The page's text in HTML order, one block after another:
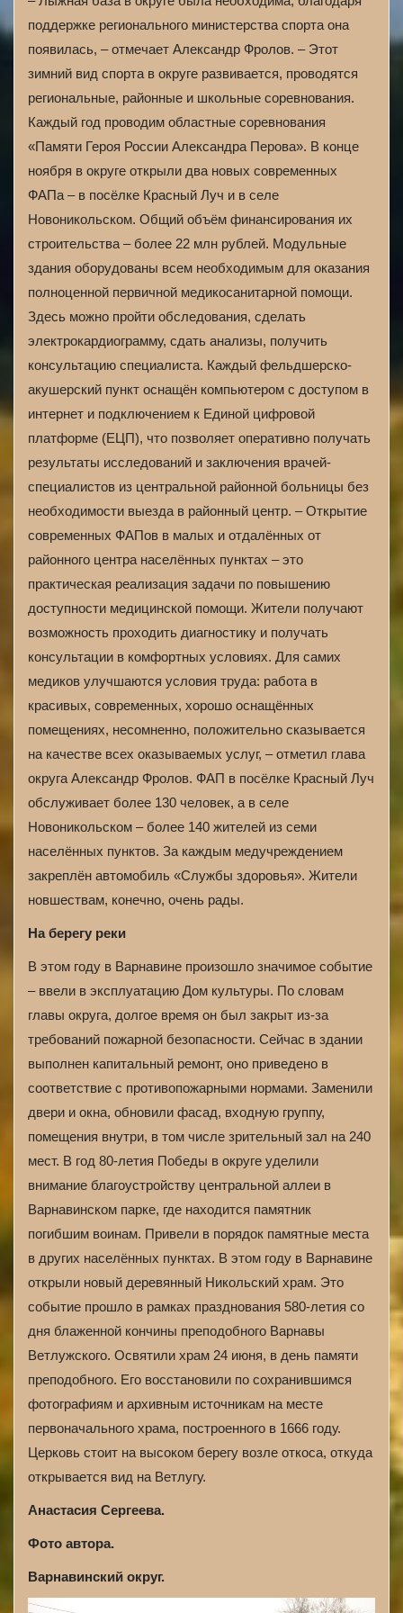
поддержке регионального министерства спорта она
появилась, – отмечает Александр Фролов. – Этот
зимний вид спорта в округе развивается, проводятся
региональные, районные и школьные соревнования.
Каждый год проводим областные соревнования
«Памяти Героя России Александра Перова». В конце
ноября в округе открыли два новых современных
ФАПа – в посёлке Красный Луч и в селе
Новоникольском. Общий объём финансирования их
строительства – более 22 млн рублей. Модульные
здания оборудованы всем необходимым для оказания
полноценной первичной медикосанитарной помощи.
Здесь можно пройти обследования, сделать
электрокардиограмму, сдать анализы, получить
консультацию специалиста. Каждый фельдшерско-
акушерский пункт оснащён компьютером с доступом в
интернет и подключением к Единой цифровой
платформе (ЕЦП), что позволяет оперативно получать
результаты исследований и заключения врачей-
специалистов из центральной районной больницы без
необходимости выезда в районный центр. – Открытие
современных ФАПов в малых и отдалённых от
районного центра населённых пунктах – это
практическая реализация задачи по повышению
доступности медицинской помощи. Жители получают
возможность проходить диагностику и получать
консультации в комфортных условиях. Для самих
медиков улучшаются условия труда: работа в
красивых, современных, хорошо оснащённых
помещениях, несомненно, положительно сказывается
на качестве всех оказываемых услуг, – отметил глава
округа Александр Фролов. ФАП в посёлке Красный Луч
обслуживает более 130 человек, а в селе
Новоникольском – более 140 жителей из семи
населённых пунктов. За каждым медучреждением
закреплён автомобиль «Службы здоровья». Жители
новшествам, конечно, очень рады.
На берегу реки
В этом году в Варнавине произошло значимое событие
– ввели в эксплуатацию Дом культуры. По словам
главы округа, долгое время он был закрыт из-за
требований пожарной безопасности. Сейчас в здании
выполнен капитальный ремонт, оно приведено в
соответствие с противопожарными нормами. Заменили
двери и окна, обновили фасад, входную группу,
помещения внутри, в том числе зрительный зал на 240
мест. В год 80-летия Победы в округе уделили
внимание благоустройству центральной аллеи в
Варнавинском парке, где находится памятник
погибшим воинам. Привели в порядок памятные места
в других населённых пунктах. В этом году в Варнавине
открыли новый деревянный Никольский храм. Это
событие прошло в рамках празднования 580-летия со
дня блаженной кончины преподобного Варнавы
Ветлужского. Освятили храм 24 июня, в день памяти
преподобного. Его восстановили по сохранившимся
фотографиям и архивным источникам на месте
первоначального храма, построенного в 1666 году.
Церковь стоит на высоком берегу возле откоса, откуда
открывается вид на Ветлугу.
Анастасия Сергеева.
Фото автора.
Варнавинский округ.